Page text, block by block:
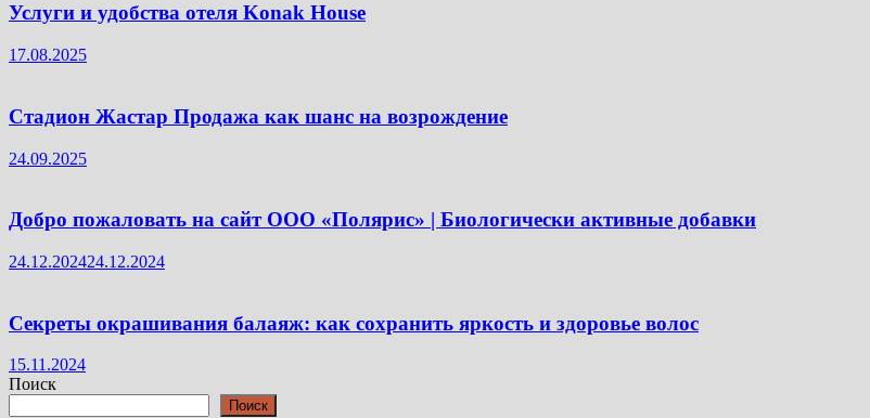
Услуги и удобства отеля Konak House
17.08.2025
Стадион Жастар Продажа как шанс на возрождение
24.09.2025
Добро пожаловать на сайт ООО «Полярис» | Биологически активные добавки
24.12.202424.12.2024
Секреты окрашивания балаяж: как сохранить яркость и здоровье волос
15.11.2024
Поиск
Поиск